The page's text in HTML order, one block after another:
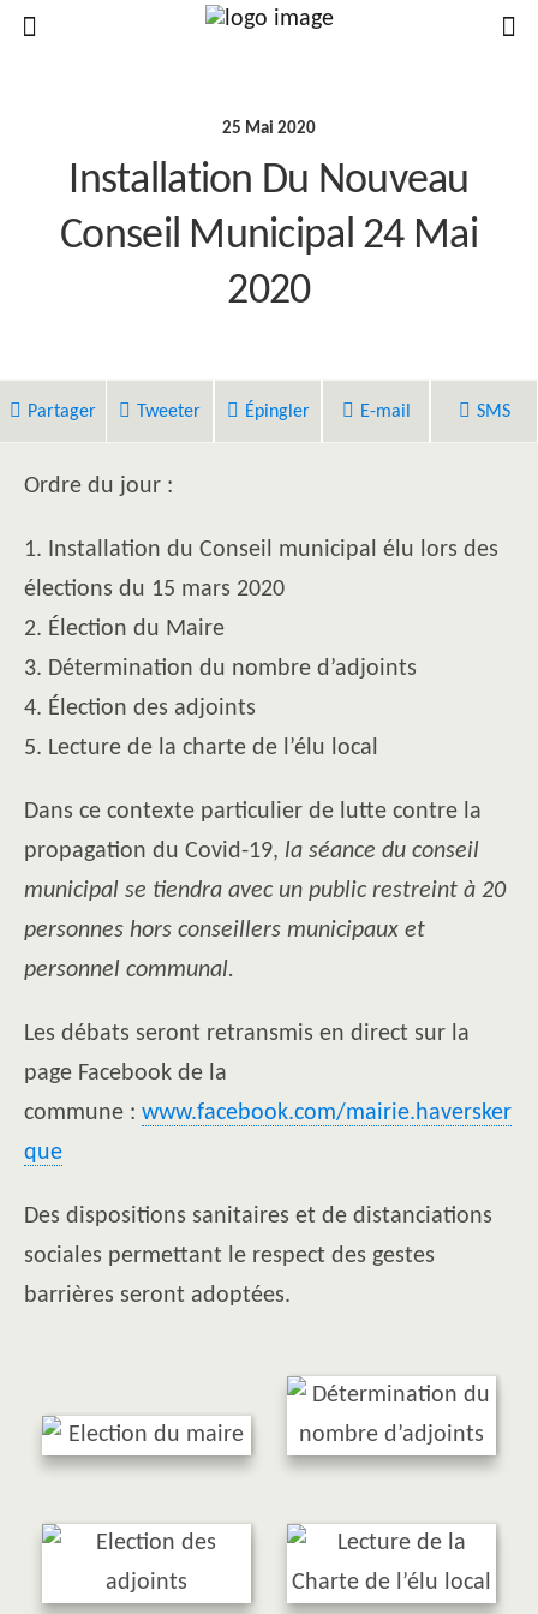
25 Mai 2020
Installation Du Nouveau
Conseil Municipal 24 Mai
2020
Partager Tweeter Épingler E-mail SMS
Ordre du jour :
1. Installation du Conseil municipal élu lors des
élections du 15 mars 2020
2. Élection du Maire
3. Détermination du nombre d’adjoints
4. Élection des adjoints
5. Lecture de la charte de l’élu local
Dans ce contexte particulier de lutte contre la
propagation du Covid-19, la séance du conseil
municipal se tiendra avec un public restreint à 20
personnes hors conseillers municipaux et
personnel communal.
Les débats seront retransmis en direct sur la
page Facebook de la
commune : www.facebook.com/mairie.haversker
que
Des dispositions sanitaires et de distanciations
sociales permettant le respect des gestes
barrières seront adoptées.